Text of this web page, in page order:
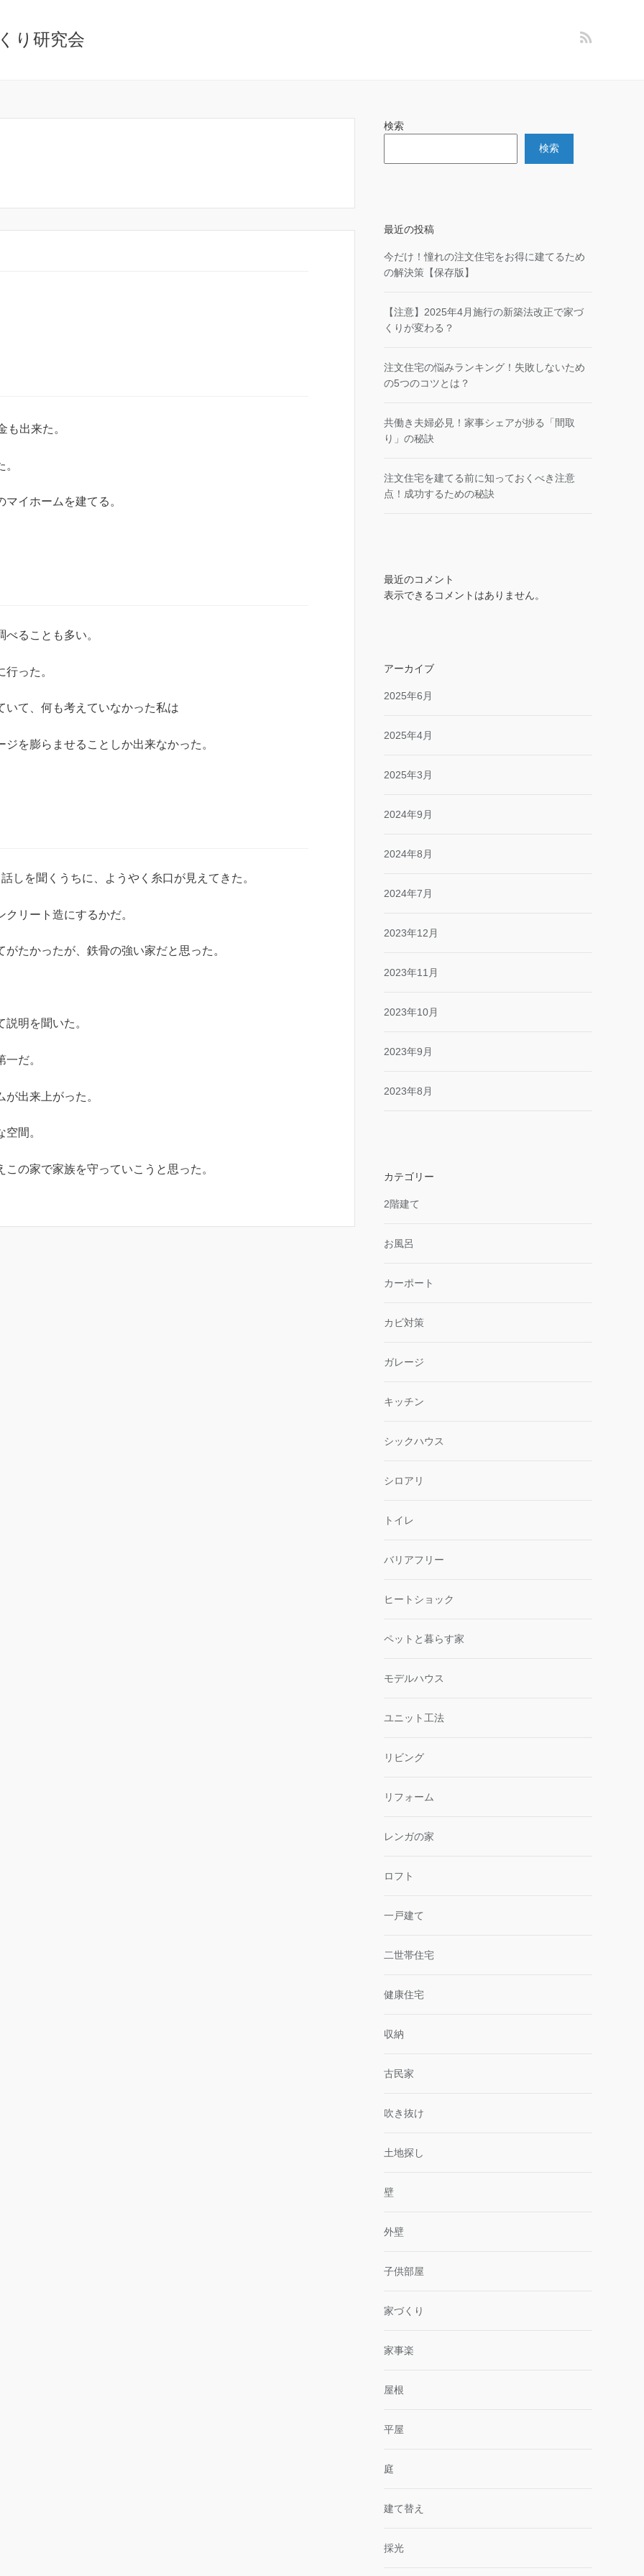
り研究会
出来た。
イホームを建てる。
ることも多い。
行った。
いて、何も考えていなかった私は
を膨らませることしか出来なかった。
しを聞くうちに、ようやく糸口が見えてきた。
リート造にするかだ。
たかったが、鉄骨の強い家だと思った。
明を聞いた。
だ。
出来上がった。
間。
の家で家族を守っていこうと思った。
検索
検索
最近の投稿
今だけ！憧れの注文住宅をお得に建てるため
の解決策【保存版】
【注意】2025年4月施行の新築法改正で家づ
くりが変わる？
注文住宅の悩みランキング！失敗しないため
の5つのコツとは？
共働き夫婦必見！家事シェアが捗る「間取
り」の秘訣
注文住宅を建てる前に知っておくべき注意
点！成功するための秘訣
最近のコメント
表示できるコメントはありません。
アーカイブ
2025年6月
2025年4月
2025年3月
2024年9月
2024年8月
2024年7月
2023年12月
2023年11月
2023年10月
2023年9月
2023年8月
カテゴリー
2階建て
お風呂
カーポート
カビ対策
ガレージ
キッチン
シックハウス
シロアリ
トイレ
バリアフリー
ヒートショック
ペットと暮らす家
モデルハウス
ユニット工法
リビング
リフォーム
レンガの家
ロフト
一戸建て
二世帯住宅
健康住宅
収納
古民家
吹き抜け
土地探し
壁
外壁
子供部屋
家づくり
家事楽
屋根
平屋
庭
建て替え
採光